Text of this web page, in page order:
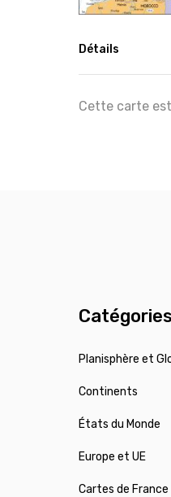
Détails
Cette carte
Catégories
Planisphère et
Continents
États du Monde
Europe et UE
Cartes de France